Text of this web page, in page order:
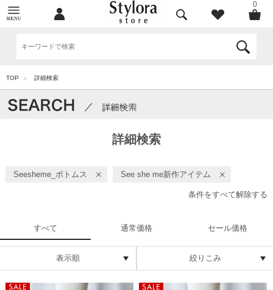
0
TOP > 詳細検索
詳細検索
Seesheme_ボトムス See she me新作アイテム
条件をすべて解除する
すべて 通常価格 セール価格
表示順 絞りこみ